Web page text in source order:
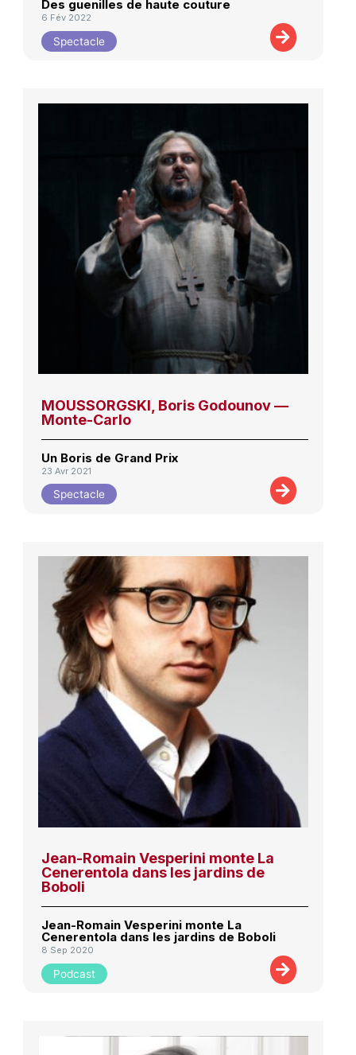
Des guenilles de haute couture
6 Fév 2022
Spectacle
MOUSSORGSKI, Boris Godounov —
Monte-Carlo
Un Boris de Grand Prix
23 Avr 2021
Spectacle
Jean-Romain Vesperini monte La
Cenerentola dans les jardins de
Boboli
Jean-Romain Vesperini monte La
Cenerentola dans les jardins de Boboli
8 Sep 2020
Podcast